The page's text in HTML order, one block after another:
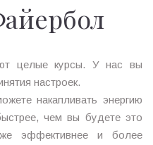
целые курсы. У нас вы
настроек.
накапливать энергию
чем вы будете это
эффективнее и более